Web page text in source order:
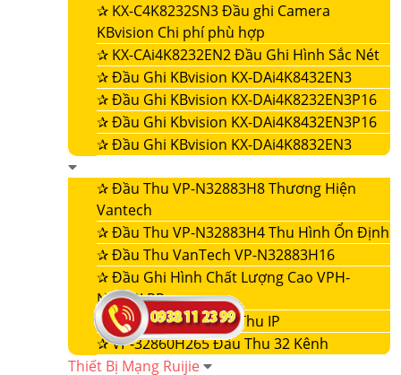
✰ KX-C4K8232SN3 Đầu ghi Camera
KBvision Chi phí phù hợp
✰ KX-CAi4K8232EN2 Đầu Ghi Hình Sắc Nét
✰Đầu Ghi KBvision KX-DAi4K8432EN3
✰Đầu Ghi KBvision KX-DAi4K8232EN3P16
✰Đầu Ghi Kbvision KX-DAi4K8432EN3P16
✰Đầu Ghi KBvision KX-DAi4K8832EN3
✰Đầu Thu VP-N32883H8 Thương Hiện
Vantech
✰Đầu Thu VP-N32883H4 Thu Hình Ổn Định
✰Đầu Thu VanTech VP-N32883H16
✰Đầu Ghi Hình Chất Lượng Cao VPH-
N4432LPR
✰ VP-32860NVR Đầu Thu IP
✰VP-32860H265 Đầu Thu 32 Kênh
Thiết Bị Mạng Ruijie